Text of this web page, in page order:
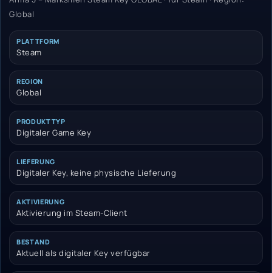
Global
PLATTFORM
Steam
REGION
Global
PRODUKTTYP
Digitaler Game Key
LIEFERUNG
Digitaler Key, keine physische Lieferung
AKTIVIERUNG
Aktivierung im Steam-Client
BESTAND
Aktuell als digitaler Key verfügbar